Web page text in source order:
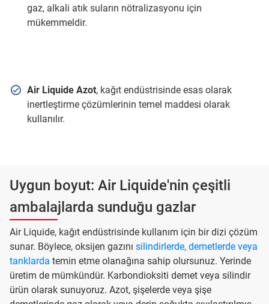
gaz, alkali atık suların nötralizasyonu için
mükemmeldir.
Air Liquide Azot, kağıt endüstrisinde esas olarak
inertleştirme çözümlerinin temel maddesi olarak
kullanılır.
Uygun boyut: Air Liquide'nin çeşitli
ambalajlarda sunduğu gazlar
Air Liquide, kağıt endüstrisinde kullanım için bir dizi çözüm
sunar. Böylece, oksijen gazını silindirlerde, demetlerde veya
tanklarda temin etme olanağına sahip olursunuz. Yerinde
üretim de mümkündür. Karbondioksiti demet veya silindir
ürün olarak sunuyoruz. Azot, şişelerde veya şişe